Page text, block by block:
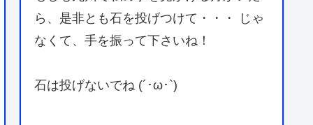
ら、是非とも石を投げつけて・・・ じゃ
なくて、手を振って下さいね！
石は投げないでね (´･ω･`)